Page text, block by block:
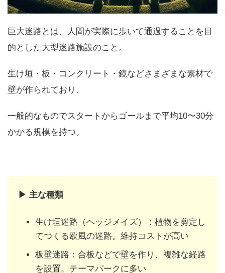
巨大迷路とは、人間が実際に歩いて通過することを目
的とした大型迷路施設のこと。
生け垣・板・コンクリート・鏡などさまざまな素材で
壁が作られており、
一般的なものでスタートからゴールまで平均10〜30分
かかる規模を持つ。
▶ 主な種類
生け垣迷路（ヘッジメイズ）：植物を剪定し
てつくる欧風の迷路。維持コストが高い
板壁迷路：合板などで壁を作り、複雑な経路
を設置。テーマパークに多い